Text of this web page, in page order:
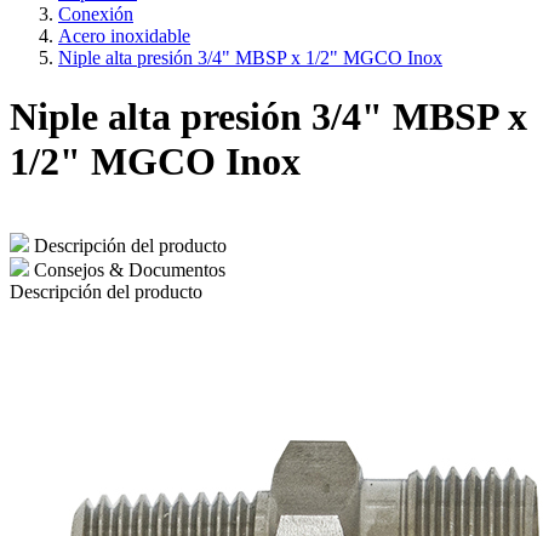
Conexión
Acero inoxidable
Niple alta presión 3/4" MBSP x 1/2" MGCO Inox
Niple alta presión 3/4" MBSP x
1/2" MGCO Inox
Descripción del producto
Consejos & Documentos
Descripción del producto